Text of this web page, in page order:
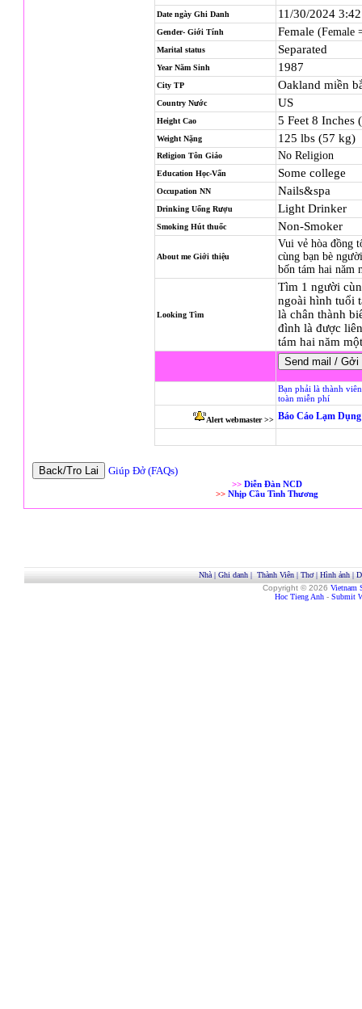
Date ngày Ghi Danh 11/30/2024
Gender- Giới Tính Female (Female
Marital status Separated
Year Năm Sinh 1987
City TP Oakland miền
Country Nước US
Height Cao 5 Feet 8 Inches
Weight Nặng 125 lbs (57 kg)
Religion Tôn Giáo No Religion
Education Học-Vấn Some college
Occupation NN Nails&spa
Drinking Uống Rượu Light Drinker
Smoking Hút thuốc Non-Smoker
About me Giới thiệu
Vui vẻ hòa đồng
cùng bạn bè
bốn tám hai năm
Looking Tìm
Tìm 1 người
ngoài hình tuổi
là chân thành
đình là được
tám hai năm
Bạn phải là thành
toàn miễn phí
Alert webmaster >> Báo Cáo Lạm
Giúp Đở (FAQs)
>> Diễn Đàn NCD
>> Nhịp Cầu Tình Thương
Nhà| Ghi danh| Thành Viên| Thơ| Hình ảnh|
Copyright © 2026 Vietnam
Hoc Tieng Anh - Submit